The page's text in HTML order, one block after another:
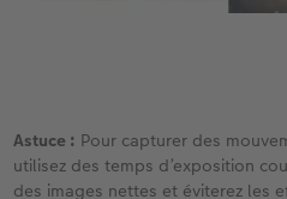
Astuce : Pour capturer des
utilisez des temps d’exposition
des images nettes et éviterez les